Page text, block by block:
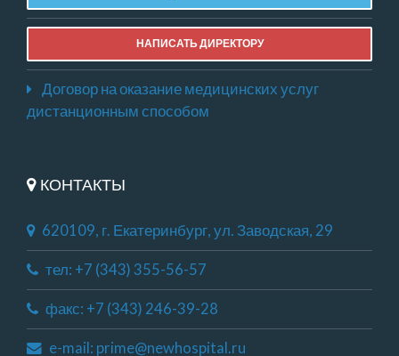
НАПИСАТЬ ДИРЕКТОРУ
Договор на оказание медицинских услуг
дистанционным способом
КОНТАКТЫ
620109, г. Екатеринбург, ул. Заводская, 29
тел: +7 (343) 355-56-57
факс: +7 (343) 246-39-28
e-mail: prime@newhospital.ru